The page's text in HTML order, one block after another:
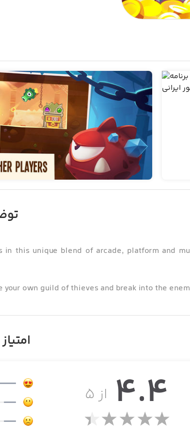
this unique blend of arcade, platform and
own guild of thieves and break into the
از ۵ 4.4